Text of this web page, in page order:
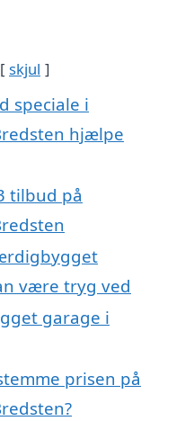
skjul
speciale i
hjælpe
tilbud på
være tryg ved
garage i
prisen på